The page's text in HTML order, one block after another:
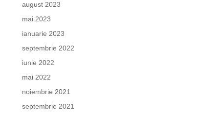
august 2023
mai 2023
ianuarie 2023
septembrie 2022
iunie 2022
mai 2022
noiembrie 2021
septembrie 2021